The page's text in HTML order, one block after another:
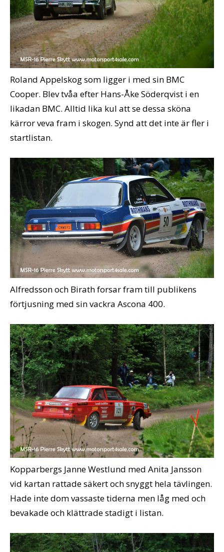
Roland Appelskog som ligger i med sin BMC
Cooper. Blev tvåa efter Hans-Åke Söderqvist i en
likadan BMC. Alltid lika kul att se dessa sköna
kärror veva fram i skogen. Synd att det inte är fler i
startlistan.
Alfredsson och Birath forsar fram till publikens
förtjusning med sin vackra Ascona 400.
Kopparbergs Janne Westlund med Anita Jansson
vid kartan rattade säkert och snyggt hela tävlingen.
Hade inte dom vassaste tiderna men låg med och
bevakade och klättrade stadigt i listan.